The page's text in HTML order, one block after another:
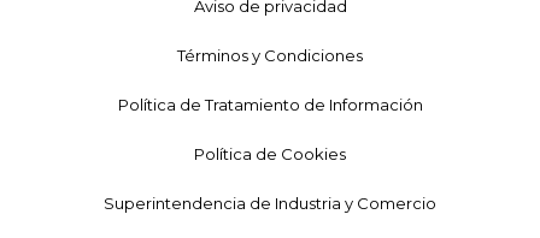
Aviso de privacidad
Términos y Condiciones
Política de Tratamiento de Información
Política de Cookies
Superintendencia de Industria y Comercio